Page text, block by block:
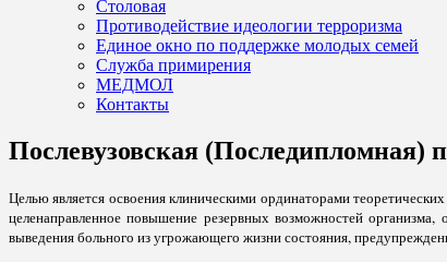
Столовая
Противодействие идеологии терроризма
Единое окно по поддержке молодых семей
Служба примирения
МЕДМОЛ
Контакты
Послевузовская (Последипломная)
Целью является освоения клиническими ординаторами
целенаправленное повышение резервных возможностей
выведения больного из угрожающего жизни состояния,